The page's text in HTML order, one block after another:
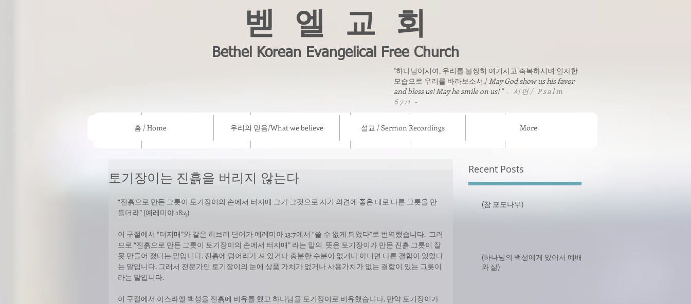
벧 엘 교 회
Bethel Korean Evangelical Free Church
"하나님이시여, 우리를 불쌍히 여기시고 축복하시며 인자한
모습으로 우리를 바라보소서./May God show us his favor
and bless us! May he smile on us! " - 시편/ Psalm
67:1 -
우리의 믿음/What we believe 설교 / Sermon Recordings 칼럼/ Column 선교소식/ Mission News 연락처 / Contact
홈 / Home 우리의 믿음/What we believe 설교 / Sermon Recordings More
토기장이는 진흙을 버리지 않는다
“진흙으로 만든 그릇이 토기장이의 손에서 터지매 그가 그것으로 자기 의견에 좋은 대로 다른 그릇을 만
들더라” (예레미야 18:4)
이 구절에서 “터지매”와 같은 히브리 단어가 예레미아 13:7에서 “쓸 수 없게 되었다”로 번역했습니다.  그러
므로 “진흙으로 만든 그릇이 토기장이의 손에서 터지매” 라는 말의  뜻은 토기장이가 만든 진흙 그릇이 잘
못 만들어 졌다는 말입니다. 진흙에 덩어리가 져 있거나 충분한 수분이 없거나 아니면 다른 결함이 있었다
는 말입니다. 그래서 전문가인 토기장이의 눈에 상품 가치가 없거나 사용가치가 없는 결함이 있는 그릇이
라는 말입니다.
이 구절에서 이스라엘 백성을 진흙에 비유를 했고 하나님을 토기장이로 비유했습니다. 만약 토기장이가
Recent Posts
(참 포도나무)
(하나님의 백성에게 있어서 예배
와 삶)